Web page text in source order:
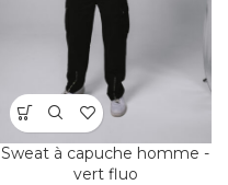
Sweat à capuche homme -
vert fluo